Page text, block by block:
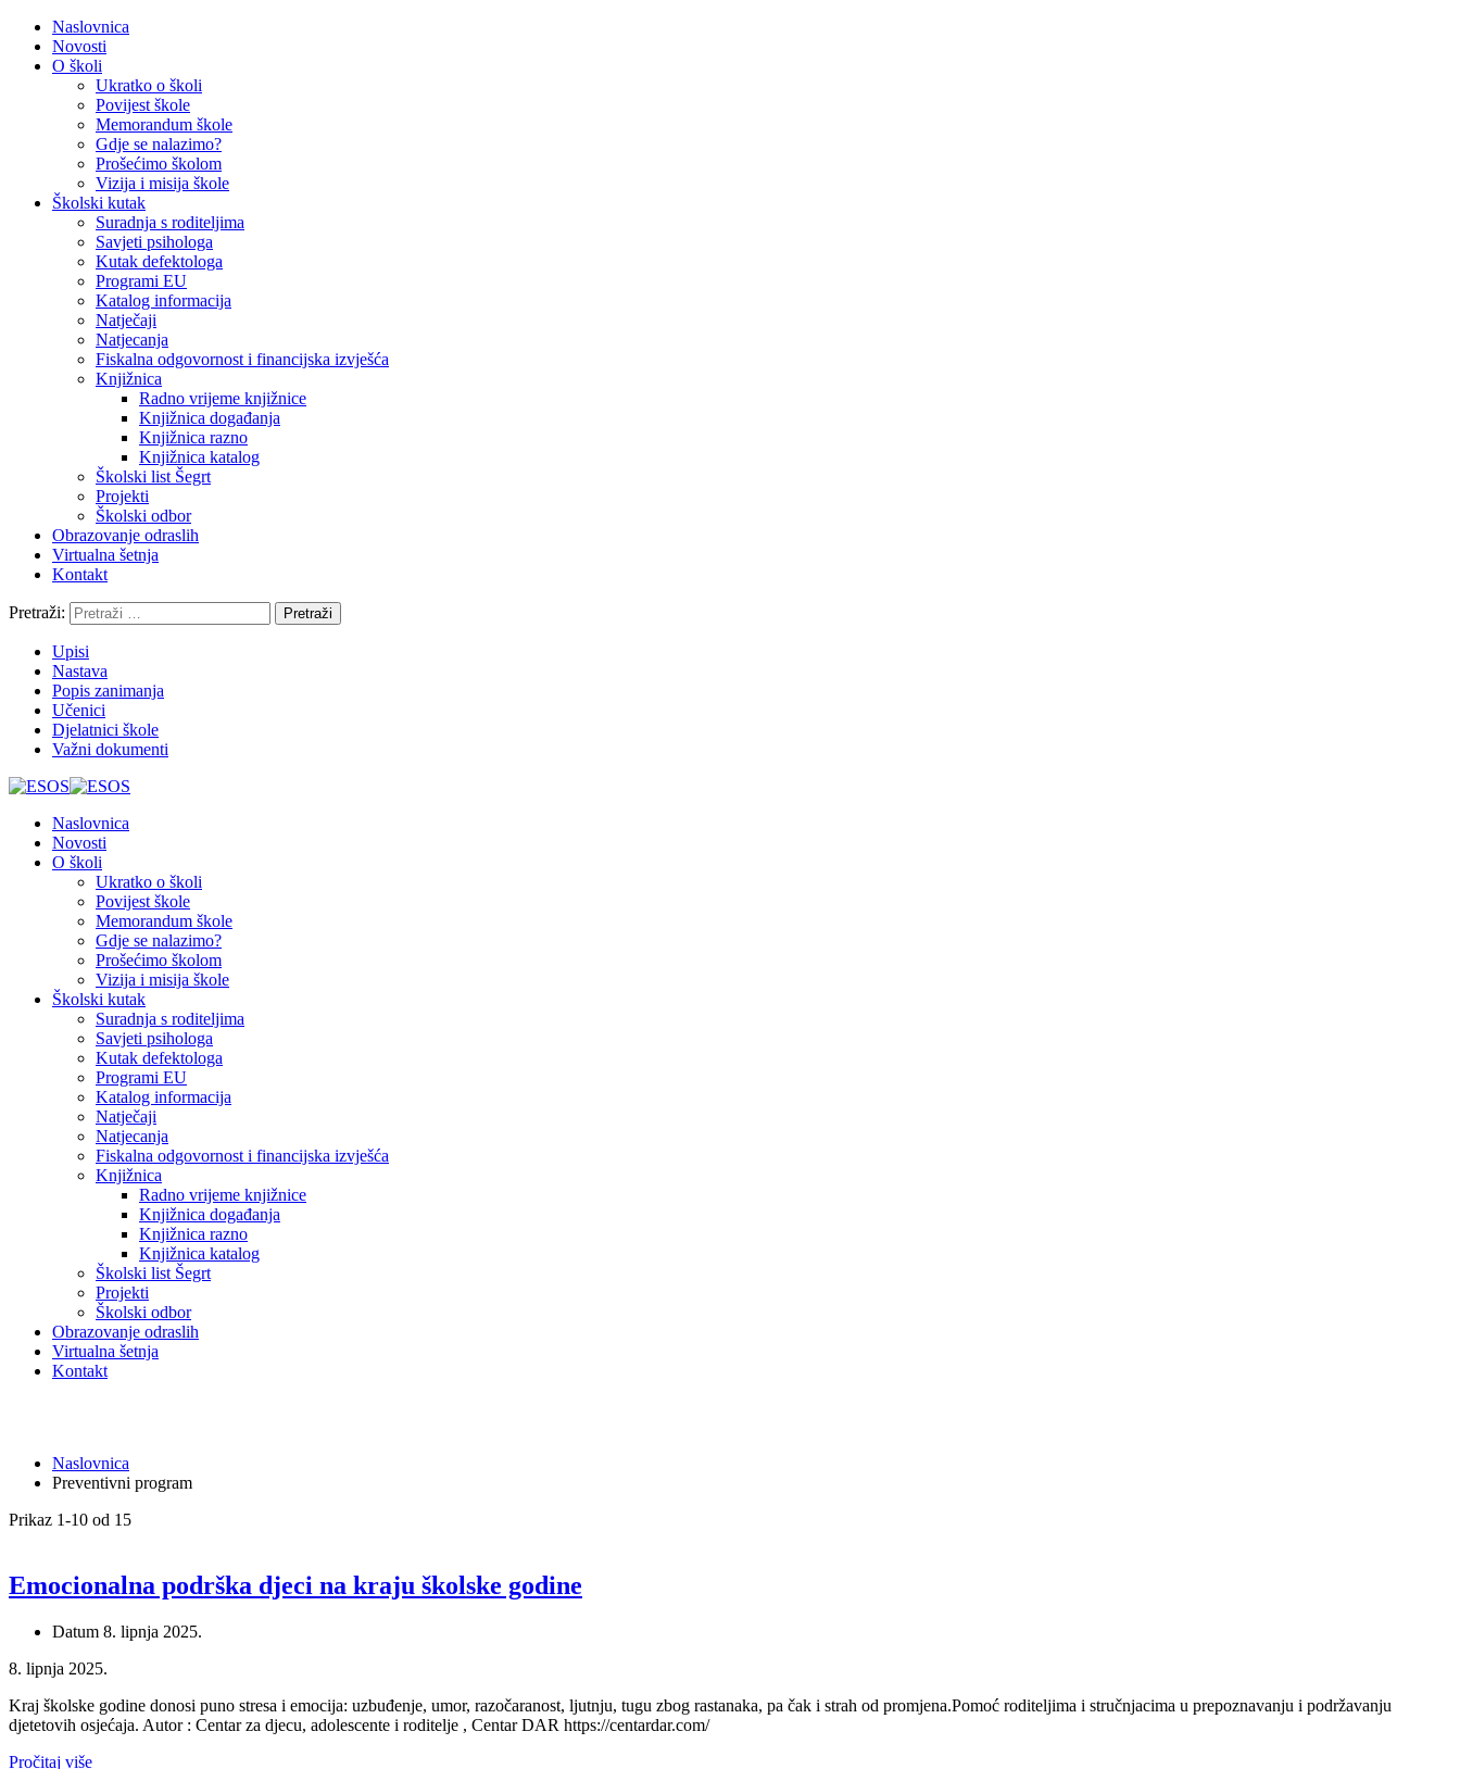
Naslovnica
Novosti
O školi
Ukratko o školi
Povijest škole
Memorandum škole
Gdje se nalazimo?
Prošećimo školom
Vizija i misija škole
Školski kutak
Suradnja s roditeljima
Savjeti psihologa
Kutak defektologa
Programi EU
Katalog informacija
Natječaji
Natjecanja
Fiskalna odgovornost i financijska izvješća
Knjižnica
Radno vrijeme knjižnice
Knjižnica događanja
Knjižnica razno
Knjižnica katalog
Školski list Šegrt
Projekti
Školski odbor
Obrazovanje odraslih
Virtualna šetnja
Kontakt
Pretraži:
Upisi
Nastava
Popis zanimanja
Učenici
Djelatnici škole
Važni dokumenti
Naslovnica
Novosti
O školi
Ukratko o školi
Povijest škole
Memorandum škole
Gdje se nalazimo?
Prošećimo školom
Vizija i misija škole
Školski kutak
Suradnja s roditeljima
Savjeti psihologa
Kutak defektologa
Programi EU
Katalog informacija
Natječaji
Natjecanja
Fiskalna odgovornost i financijska izvješća
Knjižnica
Radno vrijeme knjižnice
Knjižnica događanja
Knjižnica razno
Knjižnica katalog
Školski list Šegrt
Projekti
Školski odbor
Obrazovanje odraslih
Virtualna šetnja
Kontakt
Naslovnica
Preventivni program
Prikaz 1-10 od 15
Emocionalna podrška djeci na kraju školske godine
Datum 8. lipnja 2025.
8. lipnja 2025.
Kraj školske godine donosi puno stresa i emocija: uzbuđenje, umor, razočaranost, ljutnju, tugu zbog rastanaka, pa čak i strah od promjena.Pomoć roditeljima i stručnjacima u prepoznavanju i podržavanju
djetetovih osjećaja. Autor : Centar za djecu, adolescente i roditelje , Centar DAR https://centardar.com/
Pročitaj više